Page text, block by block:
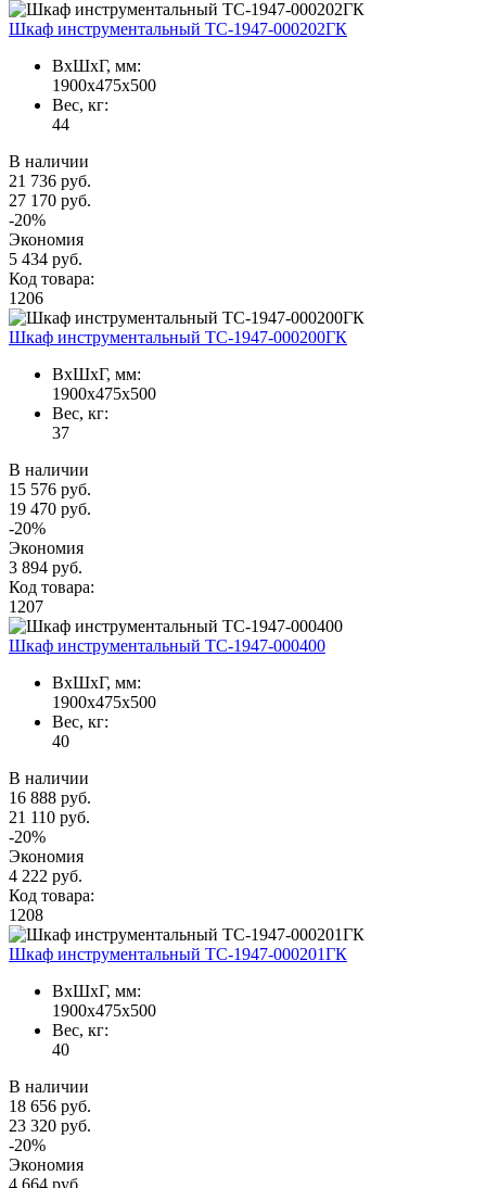
Шкаф инструментальный TC-1947-000202ГК
ВxШxГ, мм:
1900x475x500
Вес, кг:
44
В наличии
21 736 руб.
27 170 руб.
-20%
Экономия
5 434 руб.
Код товара:
1206
Шкаф инструментальный TC-1947-000200ГК
ВxШxГ, мм:
1900x475x500
Вес, кг:
37
В наличии
15 576 руб.
19 470 руб.
-20%
Экономия
3 894 руб.
Код товара:
1207
Шкаф инструментальный TC-1947-000400
ВxШxГ, мм:
1900x475x500
Вес, кг:
40
В наличии
16 888 руб.
21 110 руб.
-20%
Экономия
4 222 руб.
Код товара:
1208
Шкаф инструментальный TC-1947-000201ГК
ВxШxГ, мм:
1900x475x500
Вес, кг:
40
В наличии
18 656 руб.
23 320 руб.
-20%
Экономия
4 664 руб.